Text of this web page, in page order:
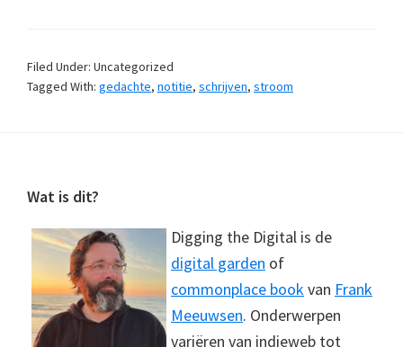
Filed Under: Uncategorized
Tagged With: gedachte, notitie, schrijven, stroom
Footer
Wat is dit?
Digging the Digital is de
digital garden of
commonplace book van Frank
Meeuwsen. Onderwerpen
variëren van indieweb tot